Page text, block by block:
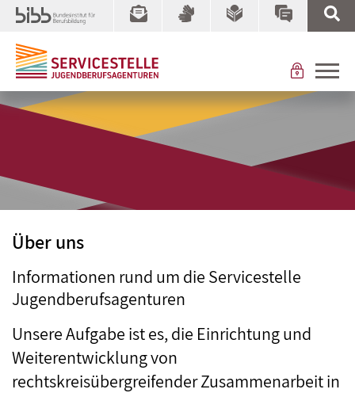
Über uns
Informationen rund um die Servicestelle
Jugendberufsagenturen
Unsere Aufgabe ist es, die Einrichtung und
Weiterentwicklung von
rechtskreisübergreifender Zusammenarbeit in